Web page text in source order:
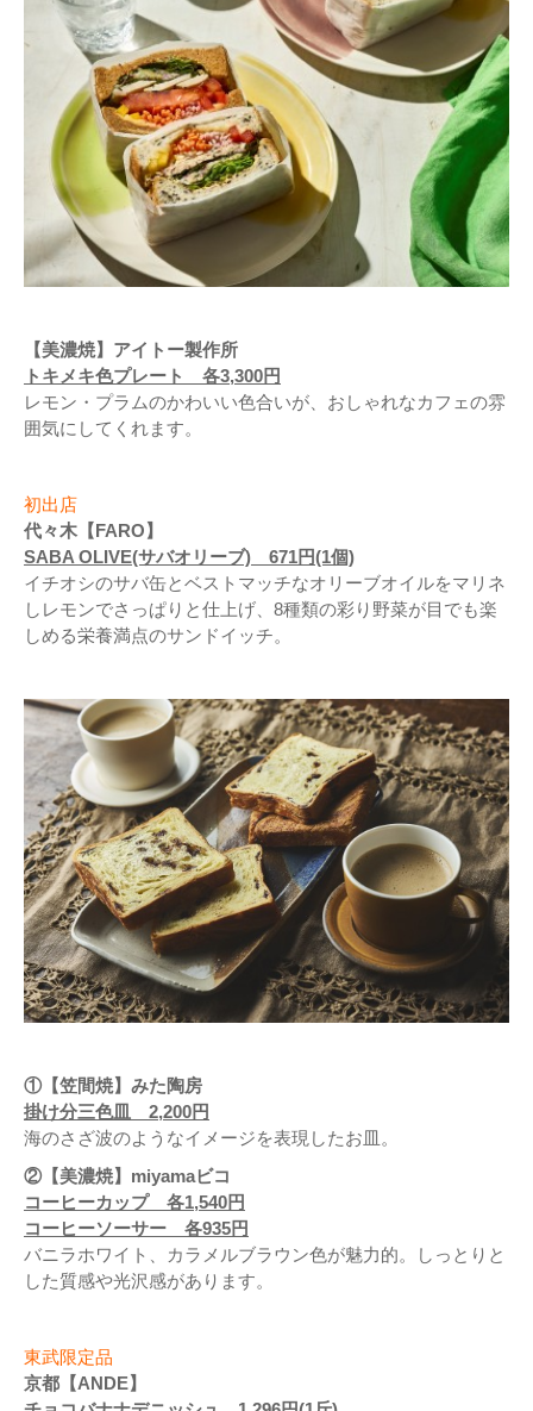
【美濃焼】アイトー製作所
トキメキ色プレート 各3,300円
レモン・プラムのかわいい色合いが、おしゃれなカフェの雰
囲気にしてくれます。
初出店
代々木【FARO】
SABA OLIVE(サバオリーブ) 671円(1個)
イチオシのサバ缶とベストマッチなオリーブオイルをマリネ
しレモンでさっぱりと仕上げ、8種類の彩り野菜が目でも楽
しめる栄養満点のサンドイッチ。
①【笠間焼】みた陶房
掛け分三色皿 2,200円
海のさざ波のようなイメージを表現したお皿。
②【美濃焼】miyamaビコ
コーヒーカップ 各1,540円
コーヒーソーサー 各935円
バニラホワイト、カラメルブラウン色が魅力的。しっとりと
した質感や光沢感があります。
東武限定品
京都【ANDE】